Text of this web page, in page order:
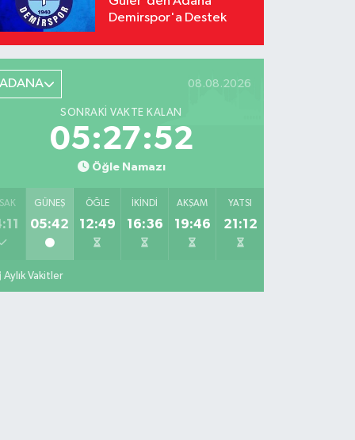
Demirspor'a Destek
ADANA 08.08.2026
SONRAKI VAKTE KALAN
05:27:50
Öğle Namazı
GÜNEŞ
05:42
ÖĞLE
12:49
İKINDI
16:36
AKŞAM
19:46
YATSI
21:12
Aylık Vakitler